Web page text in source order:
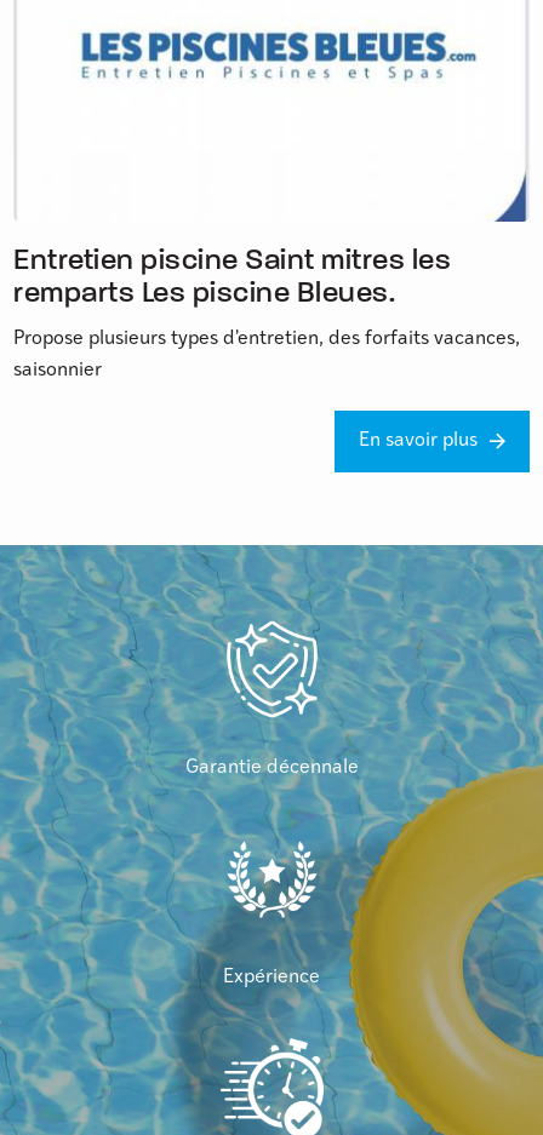
Entretien piscine Saint mitres les
remparts Les piscine Bleues.
Propose plusieurs types d'entretien, des forfaits vacances,
saisonnier
En savoir plus
Garantie décennale
Expérience